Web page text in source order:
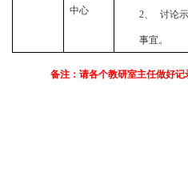
中心 2、 讨论
事宜。
备注：请各个教研室主任做好记